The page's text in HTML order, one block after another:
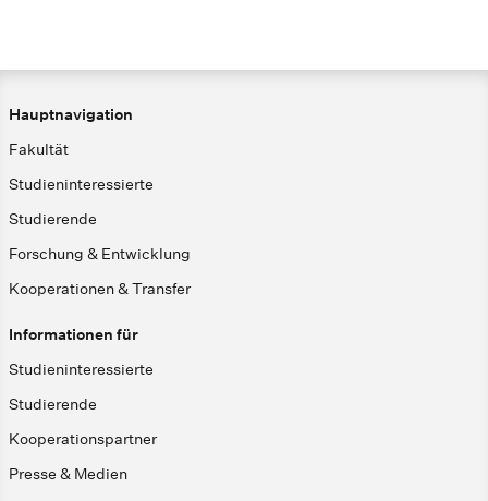
Hauptnavigation
Fakultät
Studieninteressierte
Studierende
Forschung & Entwicklung
Kooperationen & Transfer
Informationen für
Studieninteressierte
Studierende
Kooperationspartner
Presse & Medien